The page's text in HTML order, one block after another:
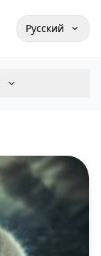
Русский